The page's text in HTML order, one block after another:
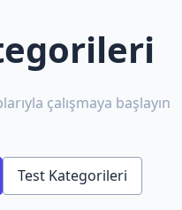
çalışmaya başlayın
Test Kategorileri